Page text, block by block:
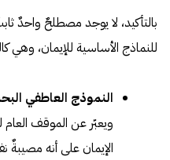
بالتأكيد، لا يوجد مصطلحٌ واحدٌ
للنماذج الأساسية للإيمان، وهي
النموذج العاطفي
ويعبّر عن الموقف العام
الإيمان على أنه مصيبةٌ